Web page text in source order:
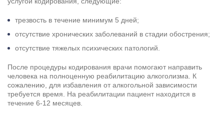
трезвость в течение минимум 5 дней;
отсутствие хронических заболеваний в стадии обострения;
отсутствие тяжелых психических патологий.
После процедуры кодирования врачи помогают направить
человека на полноценную реабилитацию алкоголизма . К
сожалению, для избавления от алкогольной зависимости
требуется время. На реабилитации пациент находится в
течение 6-12 месяцев.